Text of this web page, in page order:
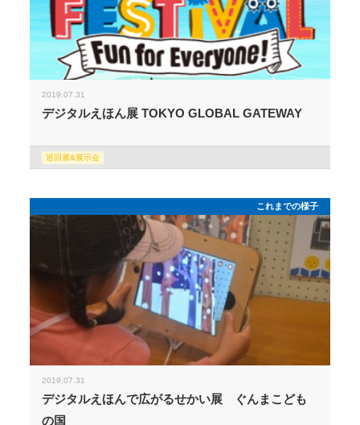
2019.07.31
デジタルえほん展 TOKYO GLOBAL GATEWAY
巡回展&展示会
これまでの様子
2019.07.31
デジタルえほんで広がるせかい展 ぐんまこども
の国